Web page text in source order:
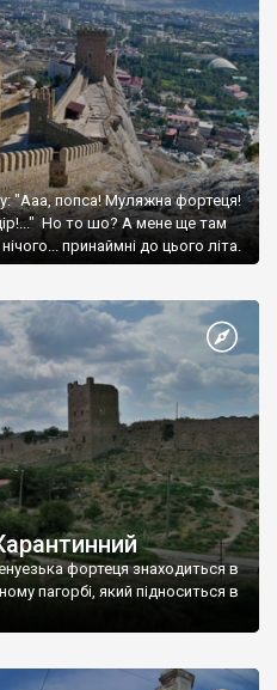
"Ааа, попса! Муляжна фортеця!
Но то шо? А мене ще там
принаймні до цього літа.
фортеця знаходиться в
пагорбі, який підноситься в